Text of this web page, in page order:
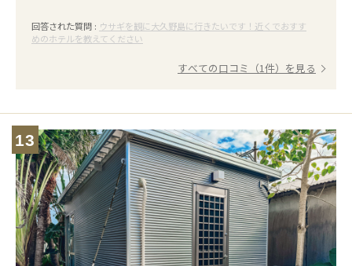
回答された質問 : ウサギを観に大久野島に行きたいです！近くでおすす
めのホテルを教えてください
すべての口コミ（1件）を見る
13